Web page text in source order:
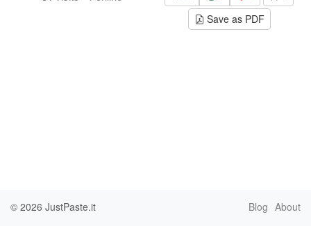
Save as PDF
© 2026 JustPaste.it Blog About